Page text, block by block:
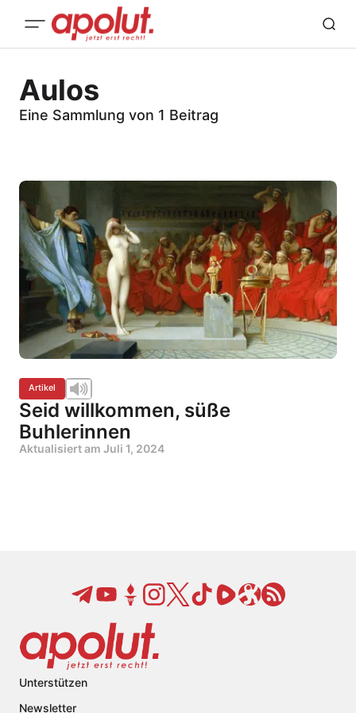
Aulos
Eine Sammlung von 1 Beitrag
Artikel
Seid willkommen, süße
Buhlerinnen
Aktualisiert am Juli 1, 2024
Unterstützen
Newsletter